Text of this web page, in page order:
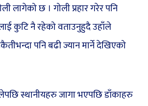
लागेको छ । गोली प्रहार गरेर पनि
कुटि नै रहेको वताउनुहुदै उहाँले
पनि बढी ज्यान मार्ने देखिएको
स्थानीयहरु जागा भएपछि डाँकाहरु